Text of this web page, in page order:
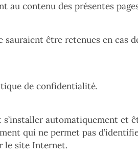
au contenu des présentes
être retenues en cas
de confidentialité.
automatiquement et
qui ne permet pas
le site Internet.